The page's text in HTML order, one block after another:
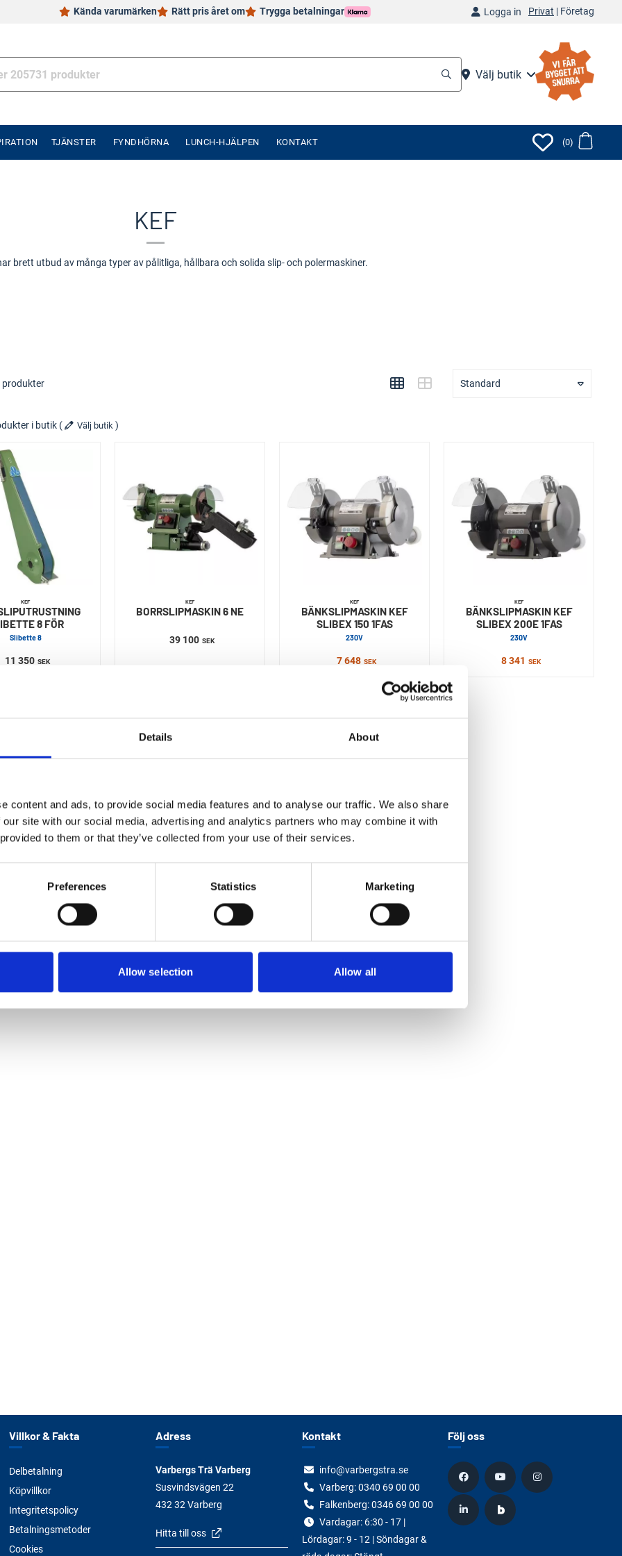
Details About
content and ads, to provide social media features and to analyse our traffic. We also share
site with our social media, advertising and analytics partners who may combine it with
to them or that they’ve collected from your use of their services.
Preferences Statistics Marketing
Allow selection Allow all
Kända varumärken Rätt pris året om Trygga betalningar Logga in Privat | Företag
Välj butik
TJÄNSTER FYNDHÖRNA LUNCH-HJÄLPEN KONTAKT (0)
KEF
brett utbud av många typer av pålitliga, hållbara och solida slip- och polermaskiner.
produkter Standard
i butik ( Välj butik )
KEF
8 FÖR
Slibette 8
11 350 SEK
KEF
BORRSLIPMASKIN 6 NE
39 100 SEK
KEF
BÄNKSLIPMASKIN KEF
SLIBEX 150 1FAS
230V
7 648 SEK
KEF
BÄNKSLIPMASKIN KEF
SLIBEX 200E 1FAS
230V
8 341 SEK
KEF
BÄNKSLIPMASKIN SLIBETTE
Villkor & Fakta
Delbetalning
Köpvillkor
Integritetspolicy
Betalningsmetoder
Cookies
Adress
Varbergs Trä Varberg
Susvindsvägen 22
432 32 Varberg
Hitta till oss
Kontakt
info@varbergstra.se
Varberg:0340 69 00 00
Falkenberg:0346 69 00 00
Vardagar: 6:30 - 17 |
Lördagar: 9 - 12 | Söndagar &
Följ oss